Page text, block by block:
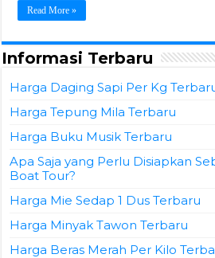
Read More »
Informasi Terbaru
Harga Daging Sapi Per Kg
Harga Tepung Mila Terbaru
Harga Buku Musik Terbaru
Apa Saja yang Perlu Disiapkan
Boat Tour?
Harga Mie Sedap 1 Dus Terbaru
Harga Minyak Tawon Terbaru
Harga Beras Merah Per Kilo